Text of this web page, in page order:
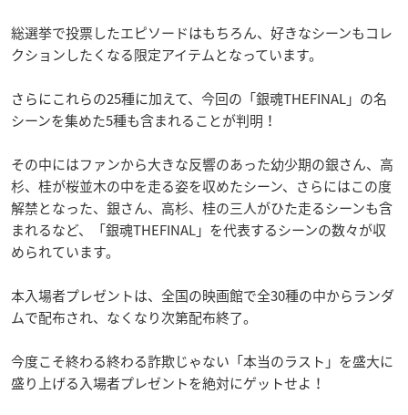
総選挙で投票したエピソードはもちろん、好きなシーンもコレ
クションしたくなる限定アイテムとなっています。
さらにこれらの25種に加えて、今回の「銀魂THEFINAL」の名
シーンを集めた5種も含まれることが判明！
その中にはファンから大きな反響のあった幼少期の銀さん、高
杉、桂が桜並木の中を走る姿を収めたシーン、さらにはこの度
解禁となった、銀さん、高杉、桂の三人がひた走るシーンも含
まれるなど、「銀魂THEFINAL」を代表するシーンの数々が収
められています。
本入場者プレゼントは、全国の映画館で全30種の中からランダ
ムで配布され、なくなり次第配布終了。
今度こそ終わる終わる詐欺じゃない「本当のラスト」を盛大に
盛り上げる入場者プレゼントを絶対にゲットせよ！